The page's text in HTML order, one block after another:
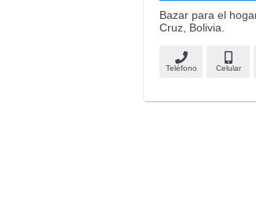
Bazar para el
Cruz, Bolivia.
Teléfono Celular